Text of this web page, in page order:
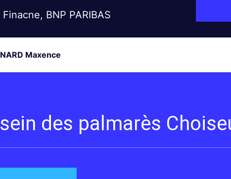
BNP PARIBAS
Maxence
des palmarès